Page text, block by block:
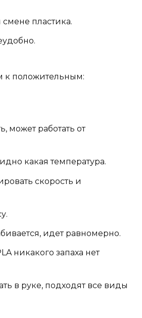
пластика.
к положительным:
может работать от
какая температура.
скорость и
идет равномерно.
никакого запаха нет
в руке, подходят все виды